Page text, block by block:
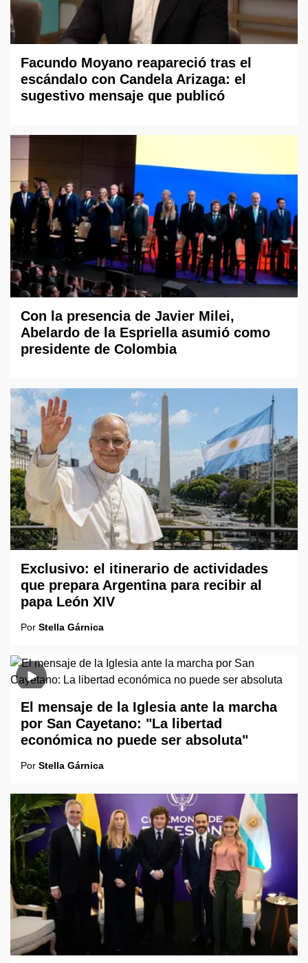
Facundo Moyano reapareció tras el
escándalo con Candela Arizaga: el
sugestivo mensaje que publicó
Con la presencia de Javier Milei,
Abelardo de la Espriella asumió como
presidente de Colombia
Exclusivo: el itinerario de actividades
que prepara Argentina para recibir al
papa León XIV
Por Stella Gárnica
El mensaje de la Iglesia ante la marcha
por San Cayetano: "La libertad
económica no puede ser absoluta"
Por Stella Gárnica